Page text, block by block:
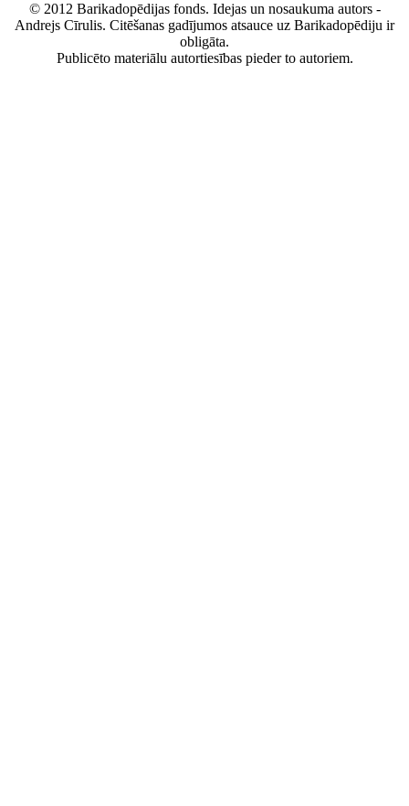
© 2012 Barikadopēdijas fonds. Idejas un nosaukuma autors -
Andrejs Cīrulis. Citēšanas gadījumos atsauce uz Barikadopēdiju ir
obligāta.
Publicēto materiālu autortiesības pieder to autoriem.